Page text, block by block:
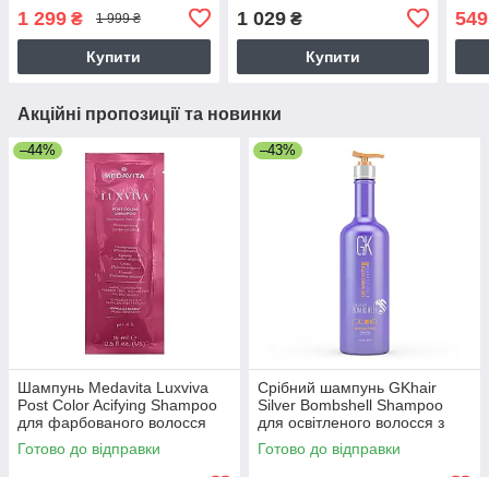
1 299 ₴ 1 999 ₴
Купити
макадамії,1000 мл
1 029₴
Купити
300
549
Акційні пропозиції та новинки
–44%
Шампунь Medavita Luxviva
Post Color Acifying Shampoo
для фарбованого волосся
(кислий p.H 4,5), 15 мл
Готово до відправки
–43%
Срібний шампунь GKhair
Silver Bombshell Shampoo
для освітленого волосся з
фіолетовим пігментом, 710
мл
Готово до відправки